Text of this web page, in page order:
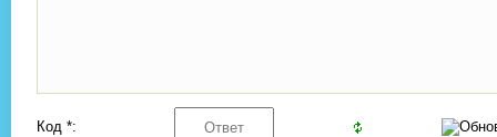
Код *: